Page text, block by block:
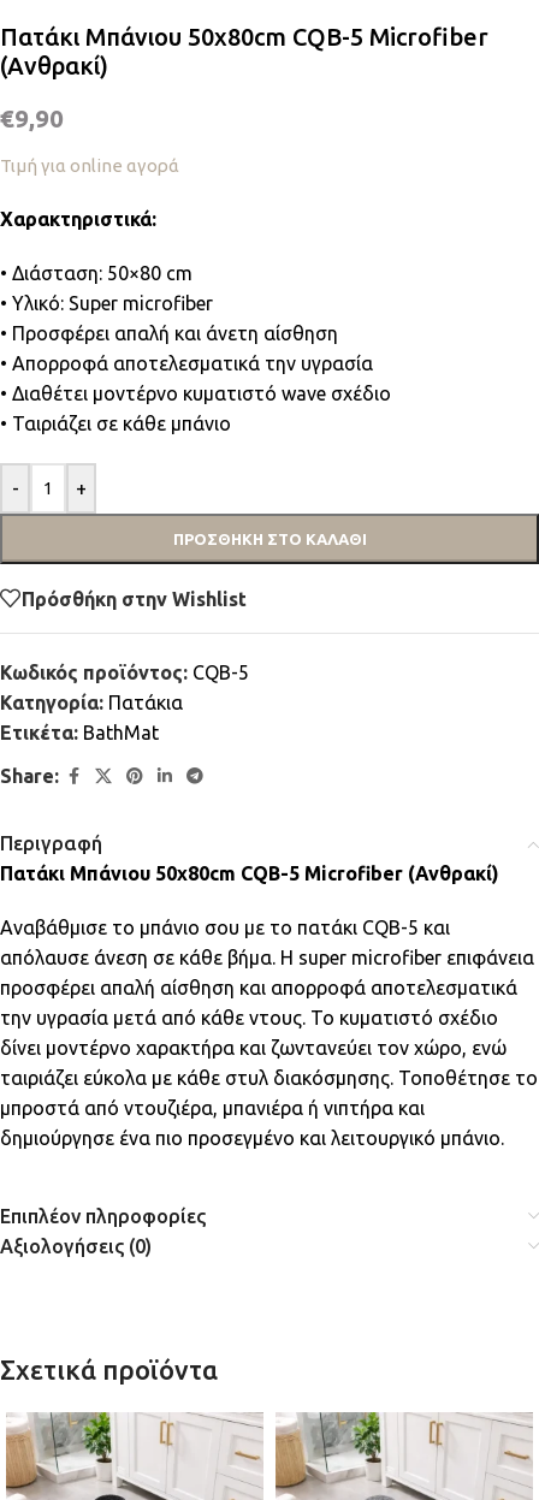
Πατάκι Μπάνιου 50x80cm CQB-5 Microfiber
(Ανθρακί)
€9,90
Τιμή για online αγορά
Χαρακτηριστικά:
• Διάσταση: 50×80 cm
• Υλικό: Super microfiber
• Προσφέρει απαλή και άνετη αίσθηση
• Απορροφά αποτελεσματικά την υγρασία
• Διαθέτει μοντέρνο κυματιστό wave σχέδιο
• Ταιριάζει σε κάθε μπάνιο
- +
ΠΡΟΣΘΉΚΗ ΣΤΟ ΚΑΛΆΘΙ
Πρόσθήκη στην Wishlist
Κωδικός προϊόντος: CQB-5
Κατηγορία: Πατάκια
Ετικέτα: BathMat
Share:
Περιγραφή
Πατάκι Μπάνιου 50x80cm CQB-5 Microfiber (Ανθρακί)
Αναβάθμισε το μπάνιο σου με το πατάκι CQB-5 και
απόλαυσε άνεση σε κάθε βήμα. Η super microfiber επιφάνεια
προσφέρει απαλή αίσθηση και απορροφά αποτελεσματικά
την υγρασία μετά από κάθε ντους. Το κυματιστό σχέδιο
δίνει μοντέρνο χαρακτήρα και ζωντανεύει τον χώρο, ενώ
ταιριάζει εύκολα με κάθε στυλ διακόσμησης. Τοποθέτησε το
μπροστά από ντουζιέρα, μπανιέρα ή νιπτήρα και
δημιούργησε ένα πιο προσεγμένο και λειτουργικό μπάνιο.
Επιπλέον πληροφορίες
Αξιολογήσεις (0)
Σχετικά προϊόντα